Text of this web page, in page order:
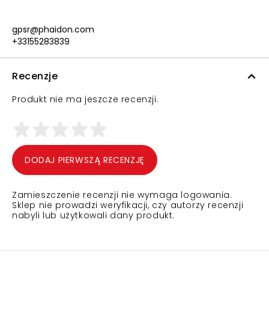
gpsr@phaidon.com
+33155283839
Recenzje
Produkt nie ma jeszcze recenzji.
DODAJ PIERWSZĄ RECENZJĘ
Zamieszczenie recenzji nie wymaga logowania.
Sklep nie prowadzi weryfikacji, czy autorzy recenzji
nabyli lub użytkowali dany produkt.